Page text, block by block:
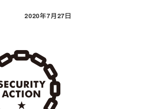
投稿日
2020年7月27日